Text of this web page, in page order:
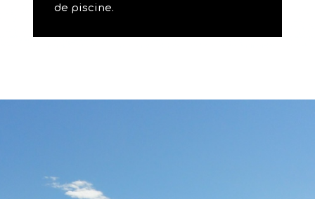
de piscine.